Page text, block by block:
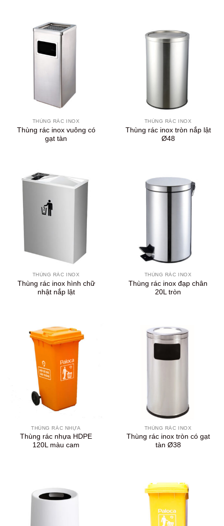
THÙNG RÁC INOX
Thùng rác inox vuông có
gạt tàn
THÙNG RÁC INOX
Thùng rác inox tròn nắp lật
Ø48
THÙNG RÁC INOX
Thùng rác inox hình chữ
nhật nắp lật
THÙNG RÁC INOX
Thùng rác inox đạp chân
20L tròn
THÙNG RÁC NHỰA
Thùng rác nhựa HDPE
120L màu cam
THÙNG RÁC INOX
Thùng rác inox tròn có gạt
tàn Ø38